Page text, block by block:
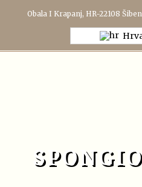
Obala I Krapanj, HR-22108